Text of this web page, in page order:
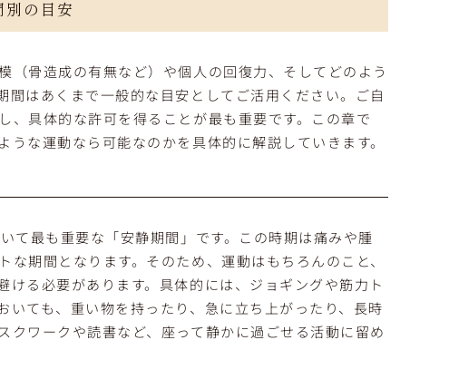
別の目安
骨造成の有無など）や個人の回復力、そしてどのよう
はあくまで一般的な目安としてご活用ください。ご自
具体的な許可を得ることが最も重要です。この章で
な運動なら可能なのかを具体的に解説していきます。
て最も重要な「安静期間」です。この時期は痛みや腫
期間となります。そのため、運動はもちろんのこと、
る必要があります。具体的には、ジョギングや筋力ト
ても、重い物を持ったり、急に立ち上がったり、長時
ワークや読書など、座って静かに過ごせる活動に留め